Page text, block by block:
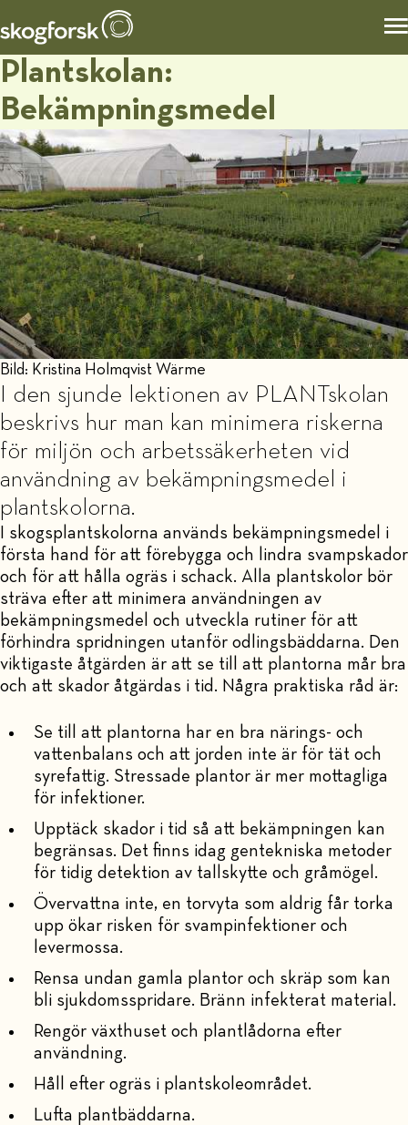
Plantskolan:
Bekämpningsmedel
Bild: Kristina Holmqvist Wärme
I den sjunde lektionen av PLANTskolan
beskrivs hur man kan minimera riskerna
för miljön och arbetssäkerheten vid
användning av bekämpningsmedel i
plantskolorna.
I skogsplantskolorna används bekämpningsmedel i
första hand för att förebygga och lindra svampskador
och för att hålla ogräs i schack. Alla plantskolor bör
sträva efter att minimera användningen av
bekämpningsmedel och utveckla rutiner för att
förhindra spridningen utanför odlingsbäddarna. Den
viktigaste åtgärden är att se till att plantorna mår bra
och att skador åtgärdas i tid. Några praktiska råd är:
Se till att plantorna har en bra närings- och
vattenbalans och att jorden inte är för tät och
syrefattig. Stressade plantor är mer mottagliga
för infektioner.
Upptäck skador i tid så att bekämpningen kan
begränsas. Det finns idag gentekniska metoder
för tidig detektion av tallskytte och gråmögel.
Övervattna inte, en torvyta som aldrig får torka
upp ökar risken för svampinfektioner och
levermossa.
Rensa undan gamla plantor och skräp som kan
bli sjukdomsspridare. Bränn infekterat material.
Rengör växthuset och plantlådorna efter
användning.
Håll efter ogräs i plantskoleområdet.
Lufta plantbäddarna.